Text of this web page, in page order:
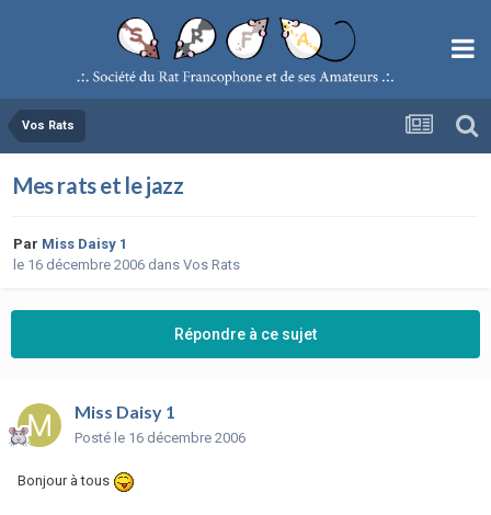
Vos Rats
Mes rats et le jazz
Par Miss Daisy 1
le 16 décembre 2006 dans Vos Rats
Répondre à ce sujet
Miss Daisy 1
Posté le 16 décembre 2006
Bonjour à tous